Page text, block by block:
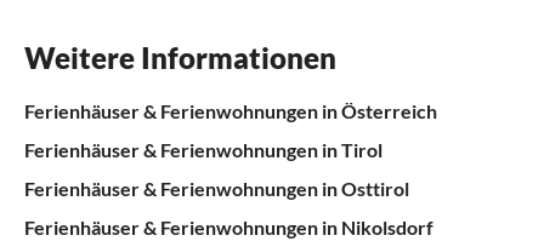
Weitere Informationen
Ferienhäuser & Ferienwohnungen in Österreich
Ferienhäuser & Ferienwohnungen in Tirol
Ferienhäuser & Ferienwohnungen in Osttirol
Ferienhäuser & Ferienwohnungen in Nikolsdorf